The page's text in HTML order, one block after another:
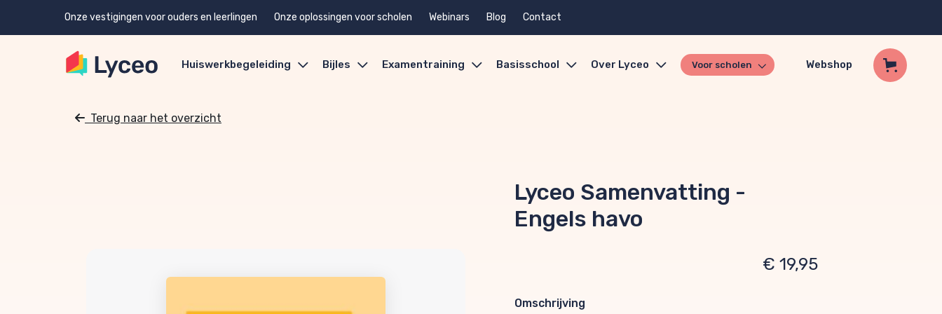
Onze vestigingen voor ouders en leerlingen Onze oplossingen voor scholen Webinars Blog Contact
Huiswerkbegeleiding Bijles Examentraining Basisschool Over Lyceo Voor scholen Webshop
Terug naar het overzicht
Lyceo Samenvatting -
Engels havo
€ 19,95
Omschrijving